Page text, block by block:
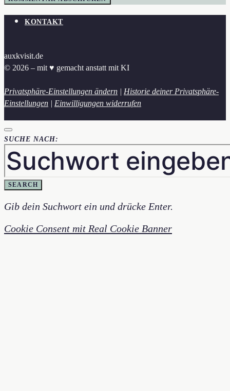
KONTAKT
auxkvisit.de
© 2026 – mit ♥︎ gemacht anstatt mit KI
Privatsphäre-Einstellungen ändern | Historie deiner Privatsphäre-
Einstellungen | Einwilligungen widerrufen
SUCHE NACH:
SEARCH
Gib dein Suchwort ein und drücke Enter.
Cookie Consent mit Real Cookie Banner